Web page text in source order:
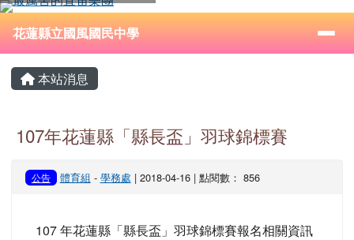
跳至主內容區
花蓮縣立國風國民中學
⏸
導覽列
花蓮縣立國風國民中學
主內容區域
本站消息
107年花蓮縣「縣長盃」羽球錦標賽
公告 體育組 - 學務處 | 2018-04-16 | 點閱數： 856
107 年花蓮縣「縣長盃」羽球錦標賽報名相關資訊
頁尾區域